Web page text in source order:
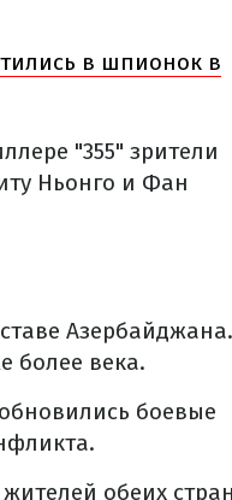
в шпионок в
"355" зрители
Ньонго и Фан
Азербайджана.
более века.
боевые
обеих